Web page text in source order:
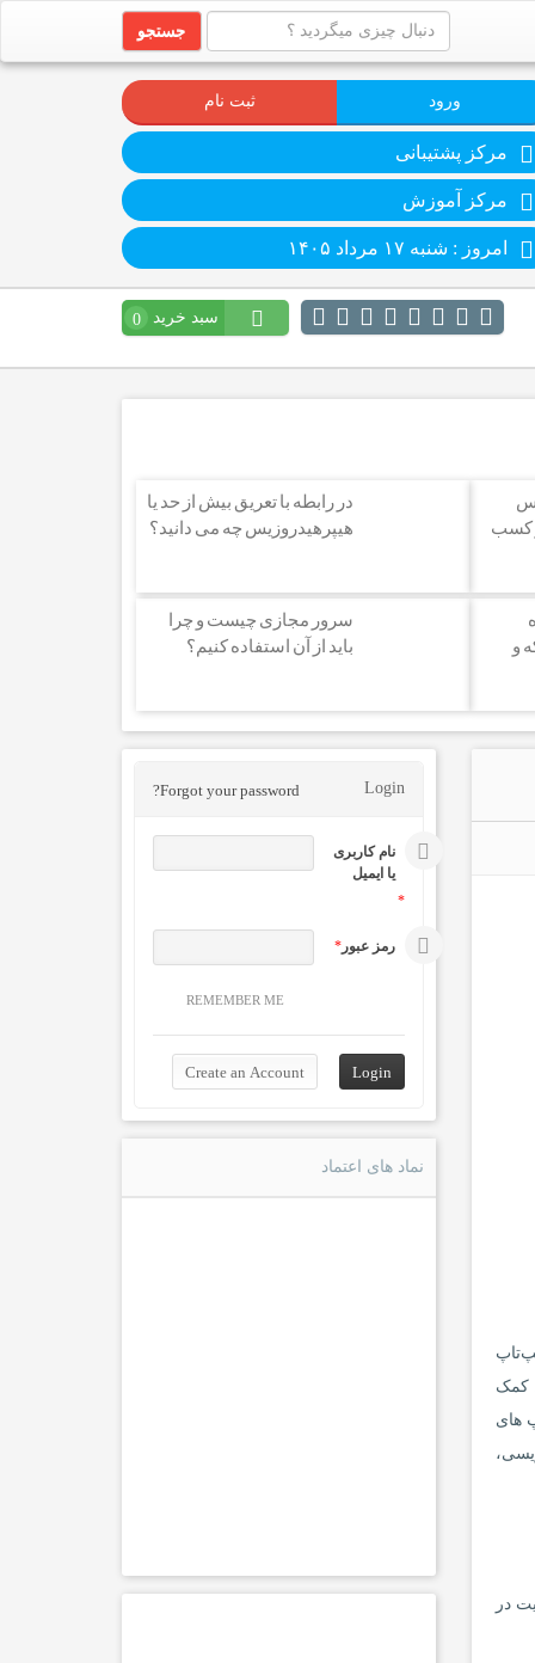
جستجو
ورود ثبت نام
مرکز پشتیبانی
مرکز آموزش
امروز : شنبه ۱۷ مرداد ۱۴۰۵
سبد خرید 0
کسب
در رابطه با تعریق بیش از حد یا
هیپرهیدروزیس چه می دانید؟
و
سرور مجازی چیست و چرا
باید از آن استفاده کنیم؟
کمک
های
در
Login
Forgot your password?
نام کاربری
یا ایمیل
*
رمز عبور*
REMEMBER ME
نماد های اعتماد